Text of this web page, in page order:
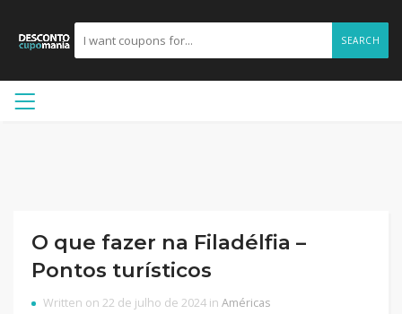
SEARCH
O que fazer na Filadélfia –
Pontos turísticos
Written on 22 de julho de 2024 in Américas